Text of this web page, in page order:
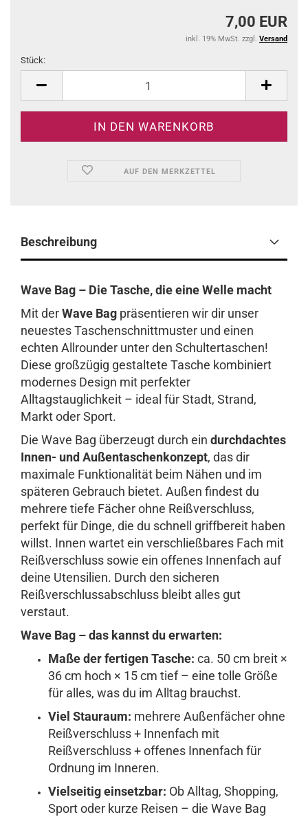
7,00 EUR
inkl. 19% MwSt. zzgl. Versand
Stück:
AUF DEN MERKZETTEL
Beschreibung
Wave Bag – Die Tasche, die eine Welle macht
Mit derWave Bag präsentieren wir dir unser
neuestes Taschenschnittmuster und einen
echten Allrounder unter den Schultertaschen!
Diese großzügig gestaltete Tasche kombiniert
modernes Design mit perfekter
Alltagstauglichkeit – ideal für Stadt, Strand,
Markt oder Sport.
Die Wave Bag überzeugt durch ein durchdachtes
Innen- und Außentaschenkonzept, das dir
maximale Funktionalität beim Nähen und im
späteren Gebrauch bietet. Außen findest du
mehrere tiefe Fächer ohne Reißverschluss,
perfekt für Dinge, die du schnell griffbereit haben
willst. Innen wartet ein verschließbares Fach mit
Reißverschluss sowie ein offenes Innenfach auf
deine Utensilien. Durch den sicheren
Reißverschlussabschluss bleibt alles gut
verstaut.
Wave Bag – das kannst du erwarten:
Maße der fertigen Tasche: ca. 50 cm breit ×
36 cm hoch × 15 cm tief – eine tolle Größe
für alles, was du im Alltag brauchst.
Viel Stauraum: mehrere Außenfächer ohne
Reißverschluss + Innenfach mit
Reißverschluss + offenes Innenfach für
Ordnung im Inneren.
Vielseitig einsetzbar: Ob Alltag, Shopping,
Sport oder kurze Reisen – die Wave Bag